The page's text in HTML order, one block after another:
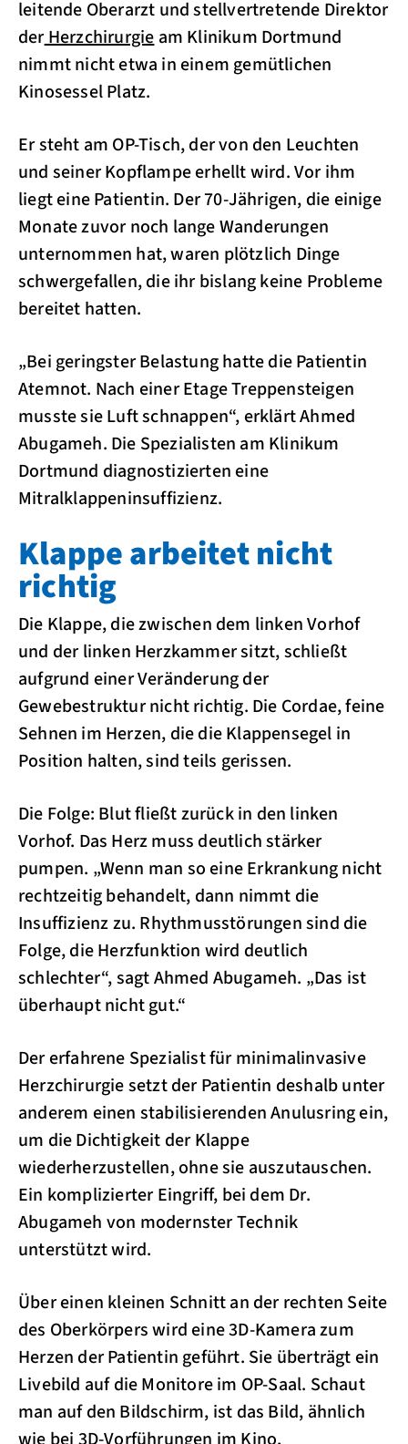
leitende Oberarzt und stellvertretende Direktor
derHerzchirurgieam Klinikum Dortmund
nimmt nicht etwa in einem gemütlichen
Kinosessel Platz.
Er steht am OP-Tisch, der von den Leuchten
und seiner Kopflampe erhellt wird. Vor ihm
liegt eine Patientin. Der 70-Jährigen, die einige
Monate zuvor noch lange Wanderungen
unternommen hat, waren plötzlich Dinge
schwergefallen, die ihr bislang keine Probleme
bereitet hatten.
„Bei geringster Belastung hatte die Patientin
Atemnot. Nach einer Etage Treppensteigen
musste sie Luft schnappen“, erklärt Ahmed
Abugameh. Die Spezialisten am Klinikum
Dortmund diagnostizierten eine
Mitralklappeninsuffizienz.
Klappe arbeitet nicht
richtig
Die Klappe, die zwischen dem linken Vorhof
und der linken Herzkammer sitzt, schließt
aufgrund einer Veränderung der
Gewebestruktur nicht richtig. Die Cordae, feine
Sehnen im Herzen, die die Klappensegel in
Position halten, sind teils gerissen.
Die Folge: Blut fließt zurück in den linken
Vorhof. Das Herz muss deutlich stärker
pumpen. „Wenn man so eine Erkrankung nicht
rechtzeitig behandelt, dann nimmt die
Insuffizienz zu. Rhythmusstörungen sind die
Folge, die Herzfunktion wird deutlich
schlechter“, sagt Ahmed Abugameh. „Das ist
überhaupt nicht gut.“
Der erfahrene Spezialist für minimalinvasive
Herzchirurgie setzt der Patientin deshalb unter
anderem einen stabilisierenden Anulusring ein,
um die Dichtigkeit der Klappe
wiederherzustellen, ohne sie auszutauschen.
Ein komplizierter Eingriff, bei dem Dr.
Abugameh von modernster Technik
unterstützt wird.
Über einen kleinen Schnitt an der rechten Seite
des Oberkörpers wird eine 3D-Kamera zum
Herzen der Patientin geführt. Sie überträgt ein
Livebild auf die Monitore im OP-Saal. Schaut
man auf den Bildschirm, ist das Bild, ähnlich